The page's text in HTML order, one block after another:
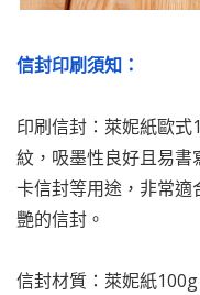
信封印刷須知：
印刷信封：萊妮紙歐
紋，吸墨性良好且易
卡信封等用途，非常
艷的信封。
信封材質：萊妮紙100g